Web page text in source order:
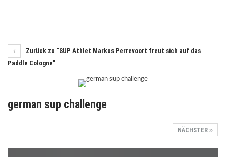
Zurück zu "SUP Athlet Markus Perrevoort freut sich auf das
Paddle Cologne"
german sup challenge
NÄCHSTER